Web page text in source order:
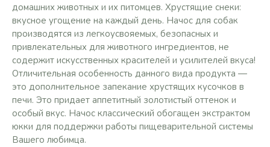
домашних животных и их питомцев. Хрустящие снеки:
вкусное угощение на каждый день. Начос для собак
производятся из легкоусвояемых, безопасных и
привлекательных для животного ингредиентов, не
содержит искусственных красителей и усилителей вкуса!
Отличительная особенность данного вида продукта —
это дополнительное запекание хрустящих кусочков в
печи. Это придает аппетитный золотистый оттенок и
особый вкус. Начос классический обогащен экстрактом
юкки для поддержки работы пищеварительной системы
Вашего любимца.